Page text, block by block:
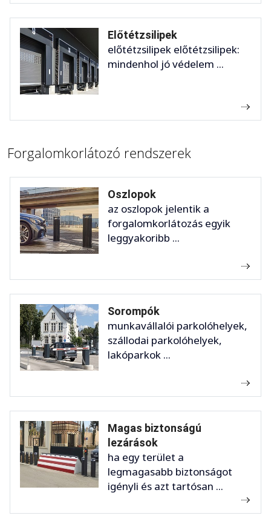
Előtétzsilipek
előtétzsilipek előtétzsilipek:
mindenhol jó védelem ...
Forgalomkorlátozó rendszerek
Oszlopok
az oszlopok jelentik a
forgalomkorlátozás egyik
leggyakoribb ...
Sorompók
munkavállalói parkolóhelyek,
szállodai parkolóhelyek,
lakóparkok ...
Magas biztonságú
lezárások
ha egy terület a
legmagasabb biztonságot
igényli és azt tartósan ...